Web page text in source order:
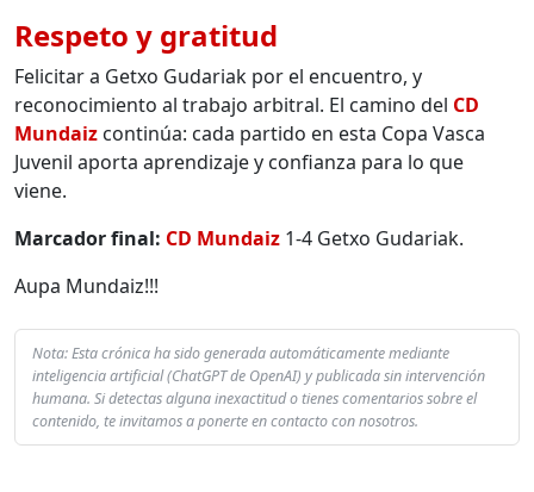
Respeto y gratitud
Felicitar a Getxo Gudariak por el encuentro, y
reconocimiento al trabajo arbitral. El camino del CD
Mundaiz continúa: cada partido en esta Copa Vasca
Juvenil aporta aprendizaje y confianza para lo que
viene.
Marcador final: CD Mundaiz 1-4 Getxo Gudariak.
Aupa Mundaiz!!!
Nota: Esta crónica ha sido generada automáticamente mediante
inteligencia artificial (ChatGPT de OpenAI) y publicada sin intervención
humana. Si detectas alguna inexactitud o tienes comentarios sobre el
contenido, te invitamos a ponerte en contacto con nosotros.